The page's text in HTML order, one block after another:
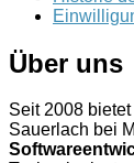
Über uns
Seit 2008
Sauerlach bei